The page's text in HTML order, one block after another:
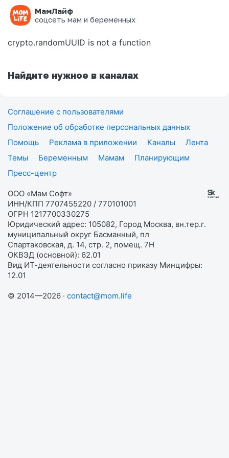
МамЛайф
соцсеть мам и беременных
Ошибка на странице
crypto.randomUUID is not a function
Найдите нужное в каналах
Соглашение с пользователями
Положение об обработке персональных данных
Помощь
Реклама в приложении Каналы
Лента
Темы
Беременным Мамам
Планирующим
Пресс-центр
ООО «Мам Софт»
ИНН/КПП 7707455220 / 770101001
ОГРН 1217700330275
Юридический адрес: 105082, Город Москва, вн.тер.г.
муниципальный округ Басманный, пл
Спартаковская, д. 14, стр. 2, помещ. 7Н
ОКВЭД (основной): 62.01
Вид ИТ-деятельности согласно приказу Минцифры:
12.01
© 2014—2026 · contact@mom.life